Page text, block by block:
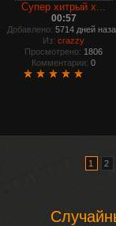
Супер хитрый х...
00:57
Добавлено: 5714 дней
Из: crazzy
Просмотрено: 1806
Комментарии: 0
1 2